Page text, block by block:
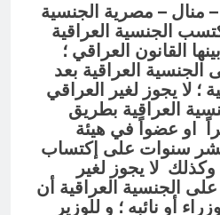
– منال – مصرية الجنسية
الجنسية العراقية
القانون العراقي ؛
العراقية بعد
؛ لا يجوز لغير العراقي
العراقية بطريق
او عضواً في هيئة
سنوات على إكتساب
وكذلك لا يجوز لغير
الجنسية العراقية أن
أو نائبه ؛ و للوزير